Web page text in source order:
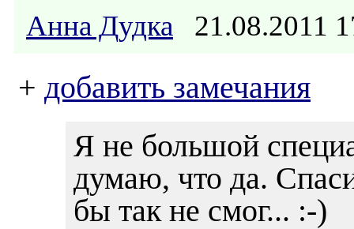
Анна Дудка 21.08.2011
+ добавить замечания
Я не большой
думаю, что да.
бы так не смог... :-)